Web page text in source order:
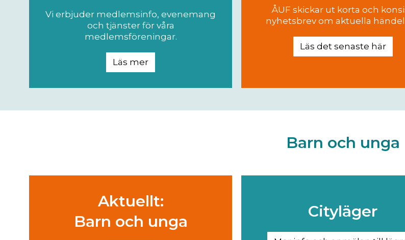
Vi erbjuder medlemsinfo, evenemang
och tjänster för våra
medlemsföreningar.
Läs mer
ÅUF skickar ut korta och
nyhetsbrev om aktuella
Läs det senaste här
Barn och unga
Aktuellt:
Barn och unga
Cityläger